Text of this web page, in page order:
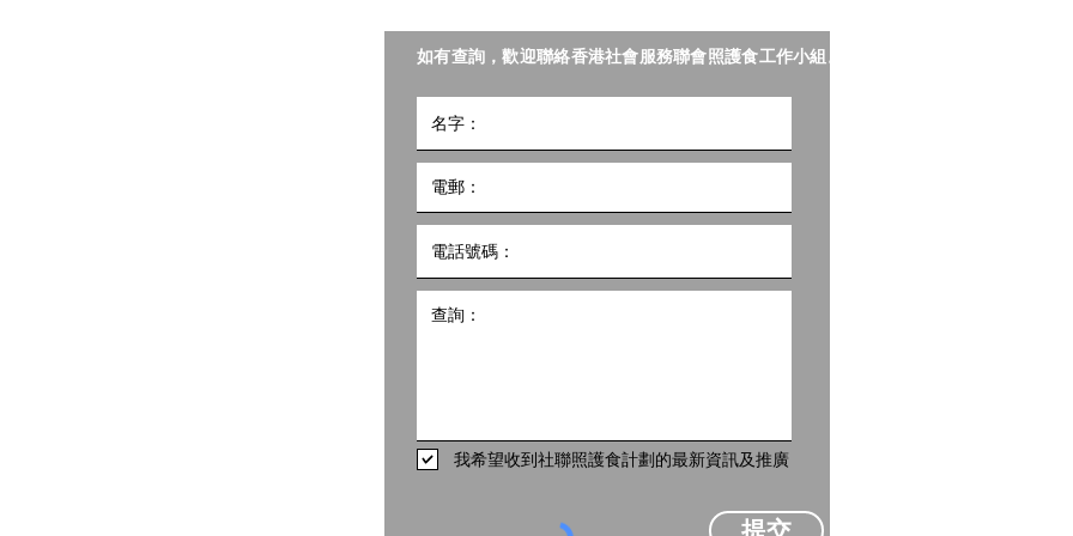
如有查詢，歡迎聯絡香港社會服務聯會照護食工作小組。
我希望收到社聯照護食計劃的最新資訊及推廣